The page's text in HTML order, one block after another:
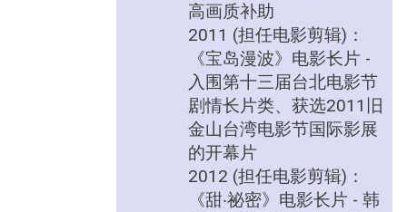
高画质补助
2011 (担任电影剪辑)：
《宝岛漫波》电影长片 -
入围第十三届台北电影节
剧情长片类、获选2011旧
金山台湾电影节国际影展
的开幕片
2012 (担任电影剪辑)：
《甜‧祕密》电影长片 - 韩